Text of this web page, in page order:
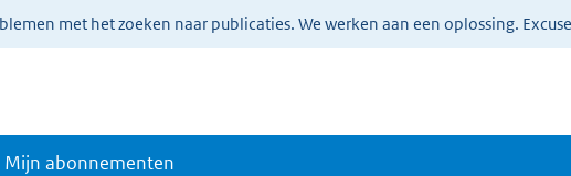
met het zoeken naar publicaties. We werken aan een oplossing.
Mijn abonnementen